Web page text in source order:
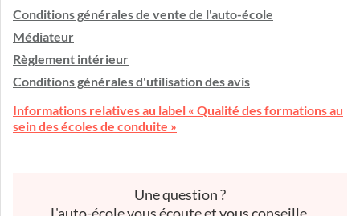
Conditions générales de vente de l'auto-école
Médiateur
Règlement intérieur
Conditions générales d'utilisation des avis
Informations relatives au label « Qualité des formations au
sein des écoles de conduite »
Une question ?